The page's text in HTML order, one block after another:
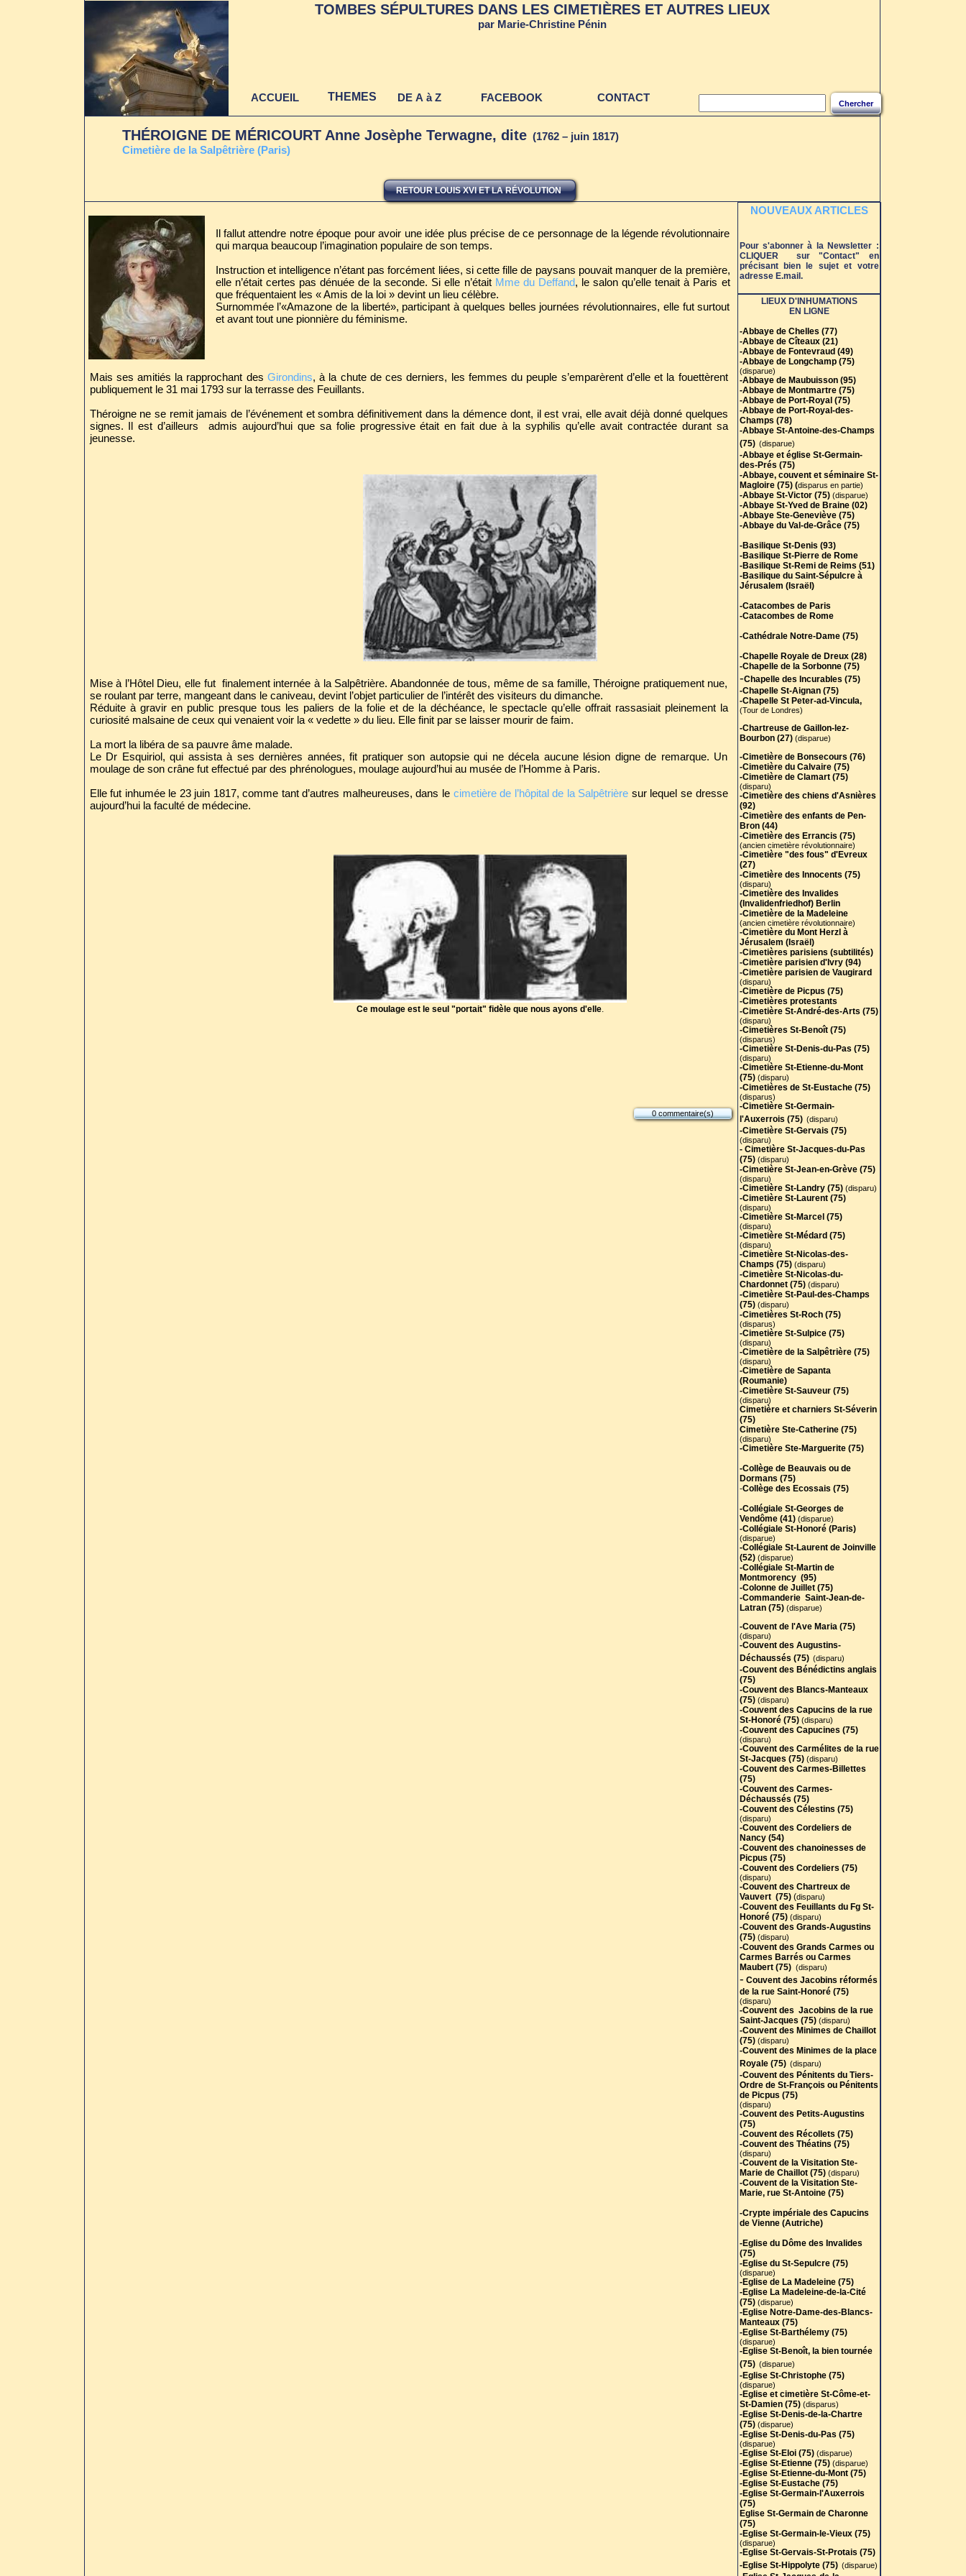
Mise à l’Hôtel Dieu, elle fut finalement internée à la Salpêtrière. Abandonnée de tous, même de sa famille, Théroigne pratiquement nue,
se roulant par terre, mangeant dans le caniveau, devint l’objet particulier de l’intérêt des visiteurs du dimanche.
Réduite à gravir en public presque tous les paliers de la folie et de la déchéance, le spectacle qu’elle offrait rassasiait pleinement la
curiosité malsaine de ceux qui venaient voir la « vedette » du lieu. Elle finit par se laisser mourir de faim.
La mort la libéra de sa pauvre âme malade.
Le Dr Esquiriol, qui assista à ses dernières années, fit pratiquer son autopsie qui ne décela aucune lésion digne de remarque. Un
moulage de son crâne fut effectué par des phrénologues, moulage aujourd’hui au musée de l’Homme à Paris.
Elle fut inhumée le 23 juin 1817, comme tant d’autres malheureuses, dans le cimetière de l’hôpital de la Salpêtrière sur lequel se dresse
aujourd’hui la faculté de médecine.
Il fallut attendre notre époque pour avoir une idée plus précise de ce personnage de la légende révolutionnaire
qui marqua beaucoup l’imagination populaire de son temps.
Instruction et intelligence n’étant pas forcément liées, si cette fille de paysans pouvait manquer de la première,
elle n’était certes pas dénuée de la seconde. Si elle n’était Mme du Deffand, le salon qu’elle tenait à Paris et
que fréquentaient les « Amis de la loi » devint un lieu célèbre.
Surnommée l’«Amazone de la liberté», participant à quelques belles journées révolutionnaires, elle fut surtout
et avant tout une pionnière du féminisme.
RETOUR LOUIS XVI ET LA RÉVOLUTION
THÉROIGNE DE MÉRICOURT Anne Josèphe Terwagne, dite (1762 – juin 1817)
Cimetière de la Salpêtrière (Paris)
0 commentaire(s)
Ce moulage est le seul "portait" fidèle que nous ayons d'elle.
Mais ses amitiés la rapprochant des Girondins, à la chute de ces derniers, les femmes du peuple s’emparèrent d’elle et la fouettèrent
publiquement le 31 mai 1793 sur la terrasse des Feuillants.
Théroigne ne se remit jamais de l’événement et sombra définitivement dans la démence dont, il est vrai, elle avait déjà donné quelques
signes. Il est d’ailleurs admis aujourd’hui que sa folie progressive était en fait due à la syphilis qu’elle avait contractée durant sa
jeunesse.
TOMBES SÉPULTURES DANS LES CIMETIÈRES ET AUTRES LIEUX
par Marie-Christine Pénin
ACCUEIL THEMES DE A à Z CONTACT
FACEBOOK Chercher
NOUVEAUX ARTICLES
Pour s'abonner à la Newsletter :
CLIQUER sur "Contact" en
précisant bien le sujet et votre
adresse E.mail.
LIEUX D'INHUMATIONS
EN LIGNE
-Abbaye de Chelles (77)
-Abbaye de Cîteaux (21)
-Abbaye de Fontevraud (49)
-Abbaye de Longchamp (75)
(disparue)
-Abbaye de Maubuisson (95)
-Abbaye de Montmartre (75)
-Abbaye de Port-Royal (75)
-Abbaye de Port-Royal-des-
Champs (78)
-Abbaye St-Antoine-des-Champs
(75) (disparue)
-Abbaye et église St-Germain-
des-Prés (75)
-Abbaye, couvent et séminaire St-
Magloire (75) (disparus en partie)
-Abbaye St-Victor (75) (disparue)
-Abbaye St-Yved de Braine (02)
-Abbaye Ste-Geneviève (75)
-Abbaye du Val-de-Grâce (75)
-Basilique St-Denis (93)
-Basilique St-Pierre de Rome
-Basilique St-Remi de Reims (51)
-Basilique du Saint-Sépulcre à
Jérusalem (Israël)
-Catacombes de Paris
-Catacombes de Rome
-Cathédrale Notre-Dame (75)
-Chapelle Royale de Dreux (28)
-Chapelle de la Sorbonne (75)
-Chapelle des Incurables (75)
-Chapelle St-Aignan (75)
-Chapelle St Peter-ad-Vincula,
(Tour de Londres)
-Chartreuse de Gaillon-lez-
Bourbon (27) (disparue)
-Cimetière de Bonsecours (76)
-Cimetière du Calvaire (75)
-Cimetière de Clamart (75)
(disparu)
-Cimetière des chiens d'Asnières
(92)
-Cimetière des enfants de Pen-
Bron (44)
-Cimetière des Errancis (75)
(ancien cimetière révolutionnaire)
-Cimetière "des fous" d'Evreux
(27)
-Cimetière des Innocents (75)
(disparu)
-Cimetière des Invalides
(Invalidenfriedhof) Berlin
-Cimetière de la Madeleine
(ancien cimetière révolutionnaire)
-Cimetière du Mont Herzl à
Jérusalem (Israël)
-Cimetières parisiens (subtilités)
-Cimetière parisien d'Ivry (94)
-Cimetière parisien de Vaugirard
(disparu)
-Cimetière de Picpus (75)
-Cimetières protestants
-Cimetière St-André-des-Arts (75)
(disparu)
-Cimetières St-Benoît (75)
(disparus)
-Cimetière St-Denis-du-Pas (75)
(disparu)
-Cimetière St-Etienne-du-Mont
(75) (disparu)
-Cimetières de St-Eustache (75)
(disparus)
-Cimetière St-Germain-
l'Auxerrois (75) (disparu)
-Cimetière St-Gervais (75)
(disparu)
- Cimetière St-Jacques-du-Pas
(75) (disparu)
-Cimetière St-Jean-en-Grève (75)
(disparu)
-Cimetière St-Landry (75) (disparu)
-Cimetière St-Laurent (75)
(disparu)
-Cimetière St-Marcel (75)
(disparu)
-Cimetière St-Médard (75)
(disparu)
-Cimetière St-Nicolas-des-
Champs (75) (disparu)
-Cimetière St-Nicolas-du-
Chardonnet (75) (disparu)
-Cimetière St-Paul-des-Champs
(75) (disparu)
-Cimetières St-Roch (75)
(disparus)
-Cimetière St-Sulpice (75)
(disparu)
-Cimetière de la Salpêtrière (75)
(disparu)
-Cimetière de Sapanta
(Roumanie)
-Cimetière St-Sauveur (75)
(disparu)
Cimetière et charniers St-Séverin
(75)
Cimetière Ste-Catherine (75)
(disparu)
-Cimetière Ste-Marguerite (75)
-Collège de Beauvais ou de
Dormans (75)
-Collège des Ecossais (75)
-Collégiale St-Georges de
Vendôme (41) (disparue)
-Collégiale St-Honoré (Paris)
(disparue)
-Collégiale St-Laurent de Joinville
(52) (disparue)
-Collégiale St-Martin de
Montmorency (95)
-Colonne de Juillet (75)
-Commanderie Saint-Jean-de-
Latran (75) (disparue)
-Couvent de l'Ave Maria (75)
(disparu)
-Couvent des Augustins-
Déchaussés (75) (disparu)
-Couvent des Bénédictins anglais
(75)
-Couvent des Blancs-Manteaux
(75) (disparu)
-Couvent des Capucins de la rue
St-Honoré (75) (disparu)
-Couvent des Capucines (75)
(disparu)
-Couvent des Carmélites de la rue
St-Jacques (75) (disparu)
-Couvent des Carmes-Billettes
(75)
-Couvent des Carmes-
Déchaussés (75)
-Couvent des Célestins (75)
(disparu)
-Couvent des Cordeliers de
Nancy (54)
-Couvent des chanoinesses de
Picpus (75)
-Couvent des Cordeliers (75)
(disparu)
-Couvent des Chartreux de
Vauvert (75) (disparu)
-Couvent des Feuillants du Fg St-
Honoré (75) (disparu)
-Couvent des Grands-Augustins
(75) (disparu)
-Couvent des Grands Carmes ou
Carmes Barrés ou Carmes
Maubert (75) (disparu)
- Couvent des Jacobins réformés
de la rue Saint-Honoré (75)
(disparu)
-Couvent des Jacobins de la rue
Saint-Jacques (75) (disparu)
-Couvent des Minimes de Chaillot
(75) (disparu)
-Couvent des Minimes de la place
Royale (75) (disparu)
-Couvent des Pénitents du Tiers-
Ordre de St-François ou Pénitents
de Picpus (75)
(disparu)
-Couvent des Petits-Augustins
(75)
-Couvent des Récollets (75)
-Couvent des Théatins (75)
(disparu)
-Couvent de la Visitation Ste-
Marie de Chaillot (75)(disparu)
-Couvent de la Visitation Ste-
Marie, rue St-Antoine (75)
-Crypte impériale des Capucins
de Vienne (Autriche)
-Eglise du Dôme des Invalides
(75)
-Eglise du St-Sepulcre (75)
(disparue)
-Eglise de La Madeleine (75)
-Eglise La Madeleine-de-la-Cité
(75) (disparue)
-Eglise Notre-Dame-des-Blancs-
Manteaux (75)
-Eglise St-Barthélemy (75)
(disparue)
-Eglise St-Benoît, la bien tournée
(75) (disparue)
-Eglise St-Christophe (75)
(disparue)
-Eglise et cimetière St-Côme-et-
St-Damien (75) (disparus)
-Eglise St-Denis-de-la-Chartre
(75) (disparue)
-Eglise St-Denis-du-Pas (75)
(disparue)
-Eglise St-Eloi (75)(disparue)
-Eglise St-Etienne (75) (disparue)
-Eglise St-Etienne-du-Mont (75)
-Eglise St-Eustache (75)
-Eglise St-Germain-l'Auxerrois
(75)
Eglise St-Germain de Charonne
(75)
-Eglise St-Germain-le-Vieux (75)
(disparue)
-Eglise St-Gervais-St-Protais (75)
-Eglise St-Hippolyte (75) (disparue)